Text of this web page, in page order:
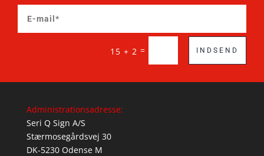
15 + 2 = INDSEND
Administrationsadresse:
Seri Q Sign A/S
Stærmosegårdsvej 30
DK-5230 Odense M